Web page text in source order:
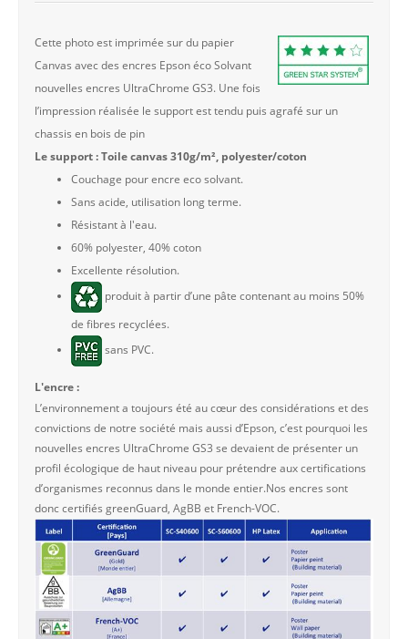
Cette photo est imprimée sur du papier
Canvas avec des encres Epson éco Solvant
nouvelles encres UltraChrome GS3. Une fois
l’impression réalisée le support est tendu puis agrafé sur un
chassis en bois de pin
Le support : Toile canvas 310g/m², polyester/coton
Couchage pour encre eco solvant.
Sans acide, utilisation long terme.
Résistant à l'eau.
60% polyester, 40% coton
Excellente résolution.
produit à partir d’une pâte contenant au moins 50%
de fibres recyclées.
sans PVC.
L'encre :
L’environnement a toujours été au cœur des considérations et des
convictions de notre société mais aussi d’Epson, c’est pourquoi les
nouvelles encres UltraChrome GS3 se devaient de présenter un
profil écologique de haut niveau pour prétendre aux certifications
d’organismes reconnus dans le monde entier.Nos encres sont
donc certifiés greenGuard, AgBB et French-VOC.